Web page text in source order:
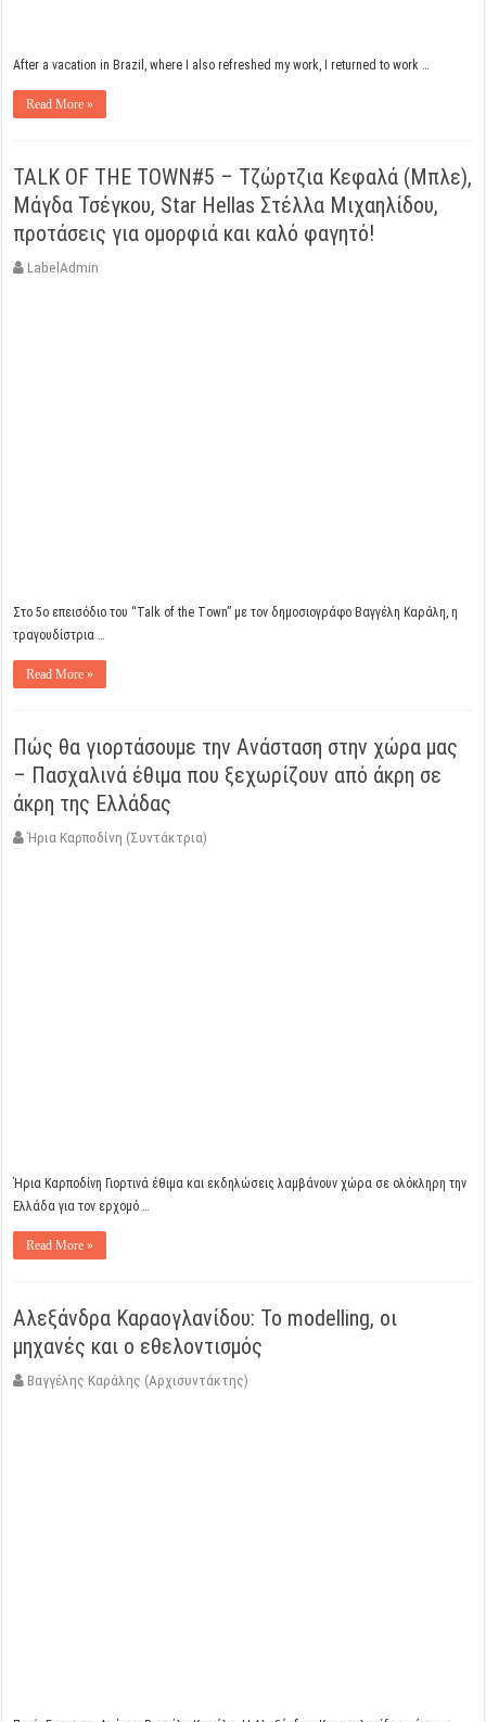
After a vacation in Brazil, where I also refreshed my work, I returned to work …
Read More »
TALK OF THE TOWN#5 – Τζώρτζια Κεφαλά (Μπλε),
Μάγδα Τσέγκου, Star Hellas Στέλλα Μιχαηλίδου,
προτάσεις για ομορφιά και καλό φαγητό!
LabelAdmin
Στο 5ο επεισόδιο του “Talk of the Τown” με τον δημοσιογράφο Βαγγέλη Καράλη, η
τραγουδίστρια …
Read More »
Πώς θα γιορτάσουμε την Ανάσταση στην χώρα μας
– Πασχαλινά έθιμα που ξεχωρίζουν από άκρη σε
άκρη της Ελλάδας
Ήρια Καρποδίνη (Συντάκτρια)
Ήρια Καρποδίνη Γιορτινά έθιμα και εκδηλώσεις λαμβάνουν χώρα σε ολόκληρη την
Ελλάδα για τον ερχομό …
Read More »
Αλεξάνδρα Καραογλανίδου: Το modelling, οι
μηχανές και ο εθελοντισμός
Βαγγέλης Καράλης (Αρχισυντάκτης)